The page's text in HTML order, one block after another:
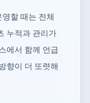
할 때는 전체
누적과 관리가
에서 함께 언급
향이 더 또렷해